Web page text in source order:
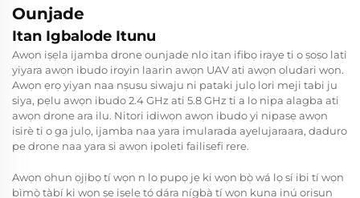
Ounjade
Itan Igbalode Itunu
Awọn iṣẹla ijamba drone ounjade nlo itan ifibọ iraye ti o ṣoṣo lati
yiyara awọn ibudo iroyin laarin awọn UAV ati awọn oludari wọn.
Awọn ẹrọ yiyan naa nṣusu siwaju ni pataki julọ lori meji tabi ju
siya, pẹlu awọn ibudo 2.4 GHz ati 5.8 GHz ti a lo nipa alagba ati
awọn drone ara ilu. Nitori idiwọn awọn ibudo yi nipasẹ awọn
isirè ti o ga julọ, ijamba naa yara imularada ayelujaraara, daduro
pe drone naa yara si awọn ipoleti failisefi rere.
Awọn ohun ọjịbọ tí wọn n lo pupọ jẹ ki wọn bọ̀ wá lọ sí ibi tí wọn
bìmọ̀ tàbí ki wọn ṣe iṣẹlẹ tó dára nígbà tí wọn kuna inú orisun